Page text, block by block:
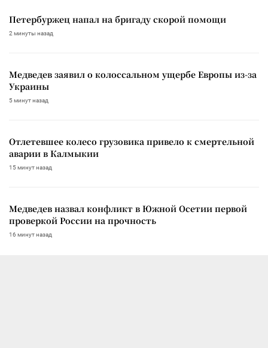
Петербуржец напал на бригаду скорой помощи
2 минуты назад
Медведев заявил о колоссальном ущербе Европы из-за
Украины
5 минут назад
Отлетевшее колесо грузовика привело к смертельной
аварии в Калмыкии
15 минут назад
Медведев назвал конфликт в Южной Осетии первой
проверкой России на прочность
16 минут назад